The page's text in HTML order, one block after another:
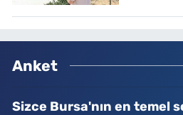
Anket
Sizce Bursa'nın en temel